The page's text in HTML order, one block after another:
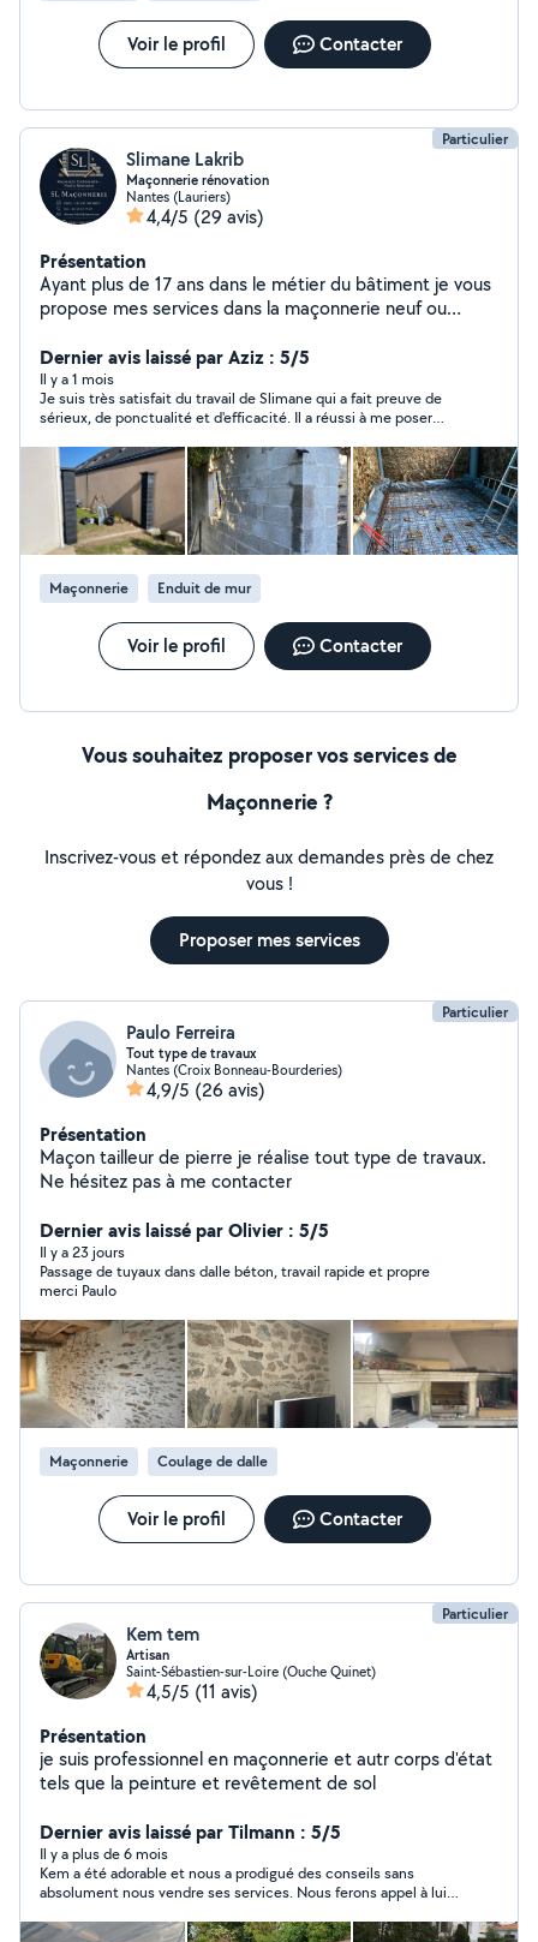
Voir le profil Contacter
Particulier
Slimane Lakrib
Maçonnerie rénovation
Nantes (Lauriers)
4,4/5 (29 avis)
Présentation
Ayant plus de 17 ans dans le métier du bâtiment je vous
propose mes services dans la maçonnerie neuf ou
Dernier avis laissé par Aziz : 5/5
Il y a 1 mois
Je suis très satisfait du travail de Slimane qui a fait preuve de
sérieux, de ponctualité et d'efficacité. Il a réussi à me poser
chaleur insupportable. Vraiment rien à dire, en plus de cela il
est sympathique avec qui il est facile de communiquer. Je le
recommande sans aucune hésitation.
Maçonnerie Enduit de mur
Voir le profil Contacter
Vous souhaitez proposer vos services de
Maçonnerie ?
Inscrivez-vous et répondez aux demandes près de chez
vous !
Proposer mes services
Particulier
Paulo Ferreira
Tout type de travaux
Nantes (Croix Bonneau-Bourderies)
4,9/5 (26 avis)
Présentation
Maçon tailleur de pierre je réalise tout type de travaux.
Ne hésitez pas à me contacter
Dernier avis laissé par Olivier : 5/5
Il y a 23 jours
Passage de tuyaux dans dalle béton, travail rapide et propre
merci Paulo
Maçonnerie Coulage de dalle
Voir le profil Contacter
Particulier
Kem tem
Artisan
Saint-Sébastien-sur-Loire (Ouche Quinet)
4,5/5 (11 avis)
Présentation
je suis professionnel en maçonnerie et autr corps d'état
tels que la peinture et revêtement de sol
Dernier avis laissé par Tilmann : 5/5
Il y a plus de 6 mois
Kem a été adorable et nous a prodigué des conseils sans
absolument nous vendre ses services. Nous ferons appel à lui